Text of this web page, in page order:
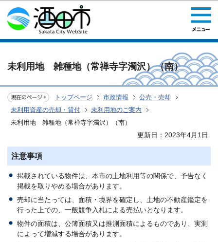
このページの本文へ移動
未利用地 雑種地（常禅寺字濁沢）（南）
トップページ 市政情報
公売・売却
未利用資産の売却・貸付
未利用地のご案内
未利用地 雑種地（常禅寺字濁沢）（南）
更新日：2023年4月1日
注意事項
掲載されている物件は、本市の土地利用等の関係で、予告なく
掲載を取りやめる場合があります。
売却に当たっては、面積・境界を確定し、土地の不動産鑑定を
行った上での、一般競争入札による売払いとなります。
物件の面積は、公簿面積又は推測面積によるものであり、実測
によって増減する場合があります。